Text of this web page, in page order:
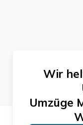
Wir
Umzüge